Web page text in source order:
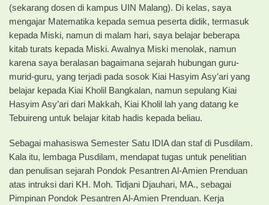
(sekarang dosen di kampus UIN Malang). Di kelas, saya
mengajar Matematika kepada semua peserta didik, termasuk
kepada Miski, namun di malam hari, saya belajar beberapa
kitab turats kepada Miski. Awalnya Miski menolak, namun
karena saya beralasan bagaimana sejarah hubungan guru-
murid-guru, yang terjadi pada sosok Kiai Hasyim Asy’ari yang
belajar kepada Kiai Kholil Bangkalan, namun sepulang Kiai
Hasyim Asy’ari dari Makkah, Kiai Kholil lah yang datang ke
Tebuireng untuk belajar kitab hadis kepada beliau.
Sebagai mahasiswa Semester Satu IDIA dan staf di Pusdilam.
Kala itu, lembaga Pusdilam, mendapat tugas untuk penelitian
dan penulisan sejarah Pondok Pesantren Al-Amien Prenduan
atas intruksi dari KH. Moh. Tidjani Djauhari, MA., sebagai
Pimpinan Pondok Pesantren Al-Amien Prenduan. Kerja